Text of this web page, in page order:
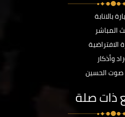
بالانابة
المباشر
الافتراضية
وأذكار
صوت الحسين
ذات صلة